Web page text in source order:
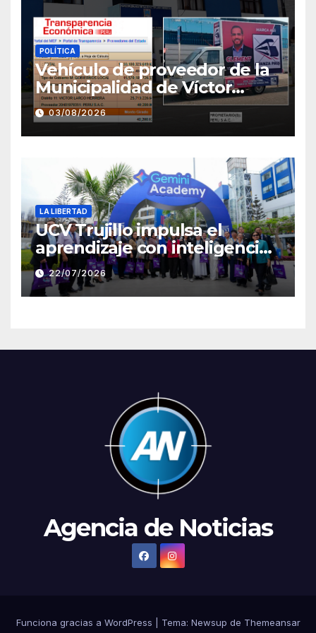
POLÍTICA
Vehículo de proveedor de la
Municipalidad de Víctor
Larco aparece con publicidad
de campaña de León
Clement
03/08/2026
LA LIBERTAD
UCV Trujillo impulsa el
aprendizaje con inteligencia
artificial a través de Google
Gemini
22/07/2026
Agencia de Noticias
Funciona gracias a WordPress Tema: Newsup de Themeansar